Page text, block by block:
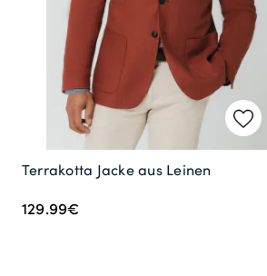
Terrakotta Jacke aus Leinen
129.99€